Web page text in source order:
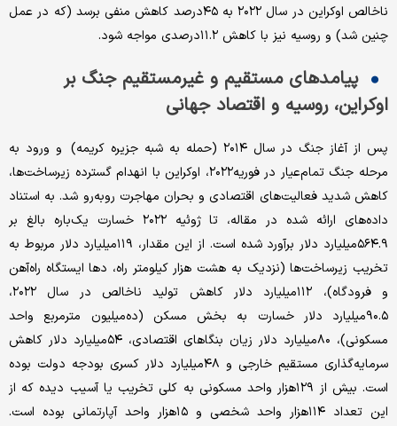
ناخالص اوکراین در سال ۲۰۲۲ به ۴۵درصد کاهش منفی برسد (که در عمل
چنین شد) و روسیه نیز با کاهش ۱۱.۲درصدی مواجه شود.
پیامدهای مستقیم و غیرمستقیم جنگ بر
اوکراین، روسیه و اقتصاد جهانی
پس از آغاز جنگ در سال ۲۰۱۴ (حمله به شبه ‌جزیره کریمه) و ورود به
مرحله جنگ تمام‌عیار در فوریه۲۰۲۲، اوکراین با انهدام گسترده زیرساخت‌ها،
کاهش شدید فعالیت‌های اقتصادی و بحران مهاجرت روبه‌رو شد. به استناد
داده‌های ارائه شده در مقاله، تا ژوئیه ۲۰۲۲ خسارت یک‌باره بالغ بر
۵۶۴.۹میلیارد دلار برآورد شده است. از این مقدار، ۱۱۹میلیارد دلار مربوط به
تخریب زیرساخت‌ها (نزدیک به هشت هزار کیلومتر راه، دها ایستگاه راه‌آهن
و فرودگاه)، ۱۱۲میلیارد دلار کاهش تولید ناخالص در سال ۲۰۲۲،
۹۰.۵میلیارد دلار خسارت به بخش مسکن (ده‌میلیون مترمربع واحد
مسکونی)، ۸۰میلیارد دلار زیان بنگاهای اقتصادی، ۵۴میلیارد دلار کاهش
سرمایه‌گذاری مستقیم خارجی و ۴۸میلیارد دلار کسری بودجه دولت بوده
است. بیش از ۱۲۹هزار واحد مسکونی به کلی تخریب یا آسیب دیده که از
این تعداد ۱۱۴هزار واحد شخصی و ۱۵هزار واحد آپارتمانی بوده است.